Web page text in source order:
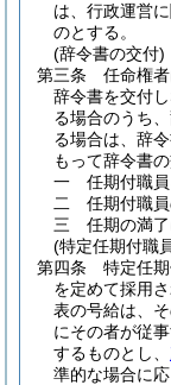
は、行政運営
のとする。
(辞令書の交付)
第三条
任命権
辞令書を交付
る場合のうち
る場合は、辞
もって辞令書
一
任期付職
二
任期付職
三
任期の満
(特定任期付職
第四条
特定任
を定めて採用
表の号給は、
にその者が従
するものとし、
準的な場合に応